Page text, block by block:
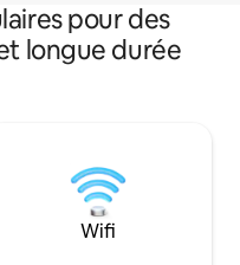
pour des
longue durée
Wifi